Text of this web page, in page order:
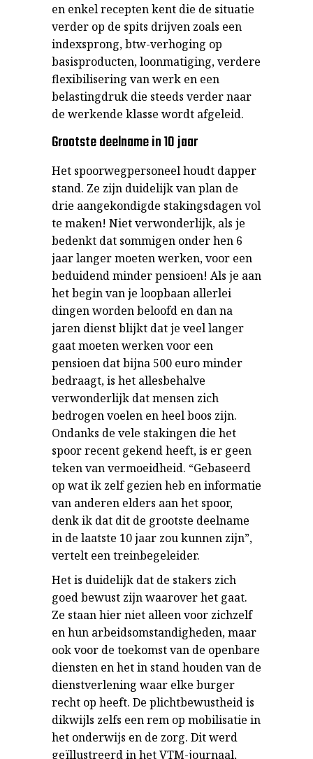
en enkel recepten kent die de situatie
verder op de spits drijven zoals een
indexsprong, btw-verhoging op
basisproducten, loonmatiging, verdere
flexibilisering van werk en een
belastingdruk die steeds verder naar
de werkende klasse wordt afgeleid.
Grootste deelname in 10 jaar
Het spoorwegpersoneel houdt dapper
stand. Ze zijn duidelijk van plan de
drie aangekondigde stakingsdagen vol
te maken! Niet verwonderlijk, als je
bedenkt dat sommigen onder hen 6
jaar langer moeten werken, voor een
beduidend minder pensioen! Als je aan
het begin van je loopbaan allerlei
dingen worden beloofd en dan na
jaren dienst blijkt dat je veel langer
gaat moeten werken voor een
pensioen dat bijna 500 euro minder
bedraagt, is het allesbehalve
verwonderlijk dat mensen zich
bedrogen voelen en heel boos zijn.
Ondanks de vele stakingen die het
spoor recent gekend heeft, is er geen
teken van vermoeidheid. “Gebaseerd
op wat ik zelf gezien heb en informatie
van anderen elders aan het spoor,
denk ik dat dit de grootste deelname
in de laatste 10 jaar zou kunnen zijn”,
vertelt een treinbegeleider.
Het is duidelijk dat de stakers zich
goed bewust zijn waarover het gaat.
Ze staan hier niet alleen voor zichzelf
en hun arbeidsomstandigheden, maar
ook voor de toekomst van de openbare
diensten en het in stand houden van de
dienstverlening waar elke burger
recht op heeft. De plichtbewustheid is
dikwijls zelfs een rem op mobilisatie in
het onderwijs en de zorg. Dit werd
geïllustreerd in het VTM-journaal,